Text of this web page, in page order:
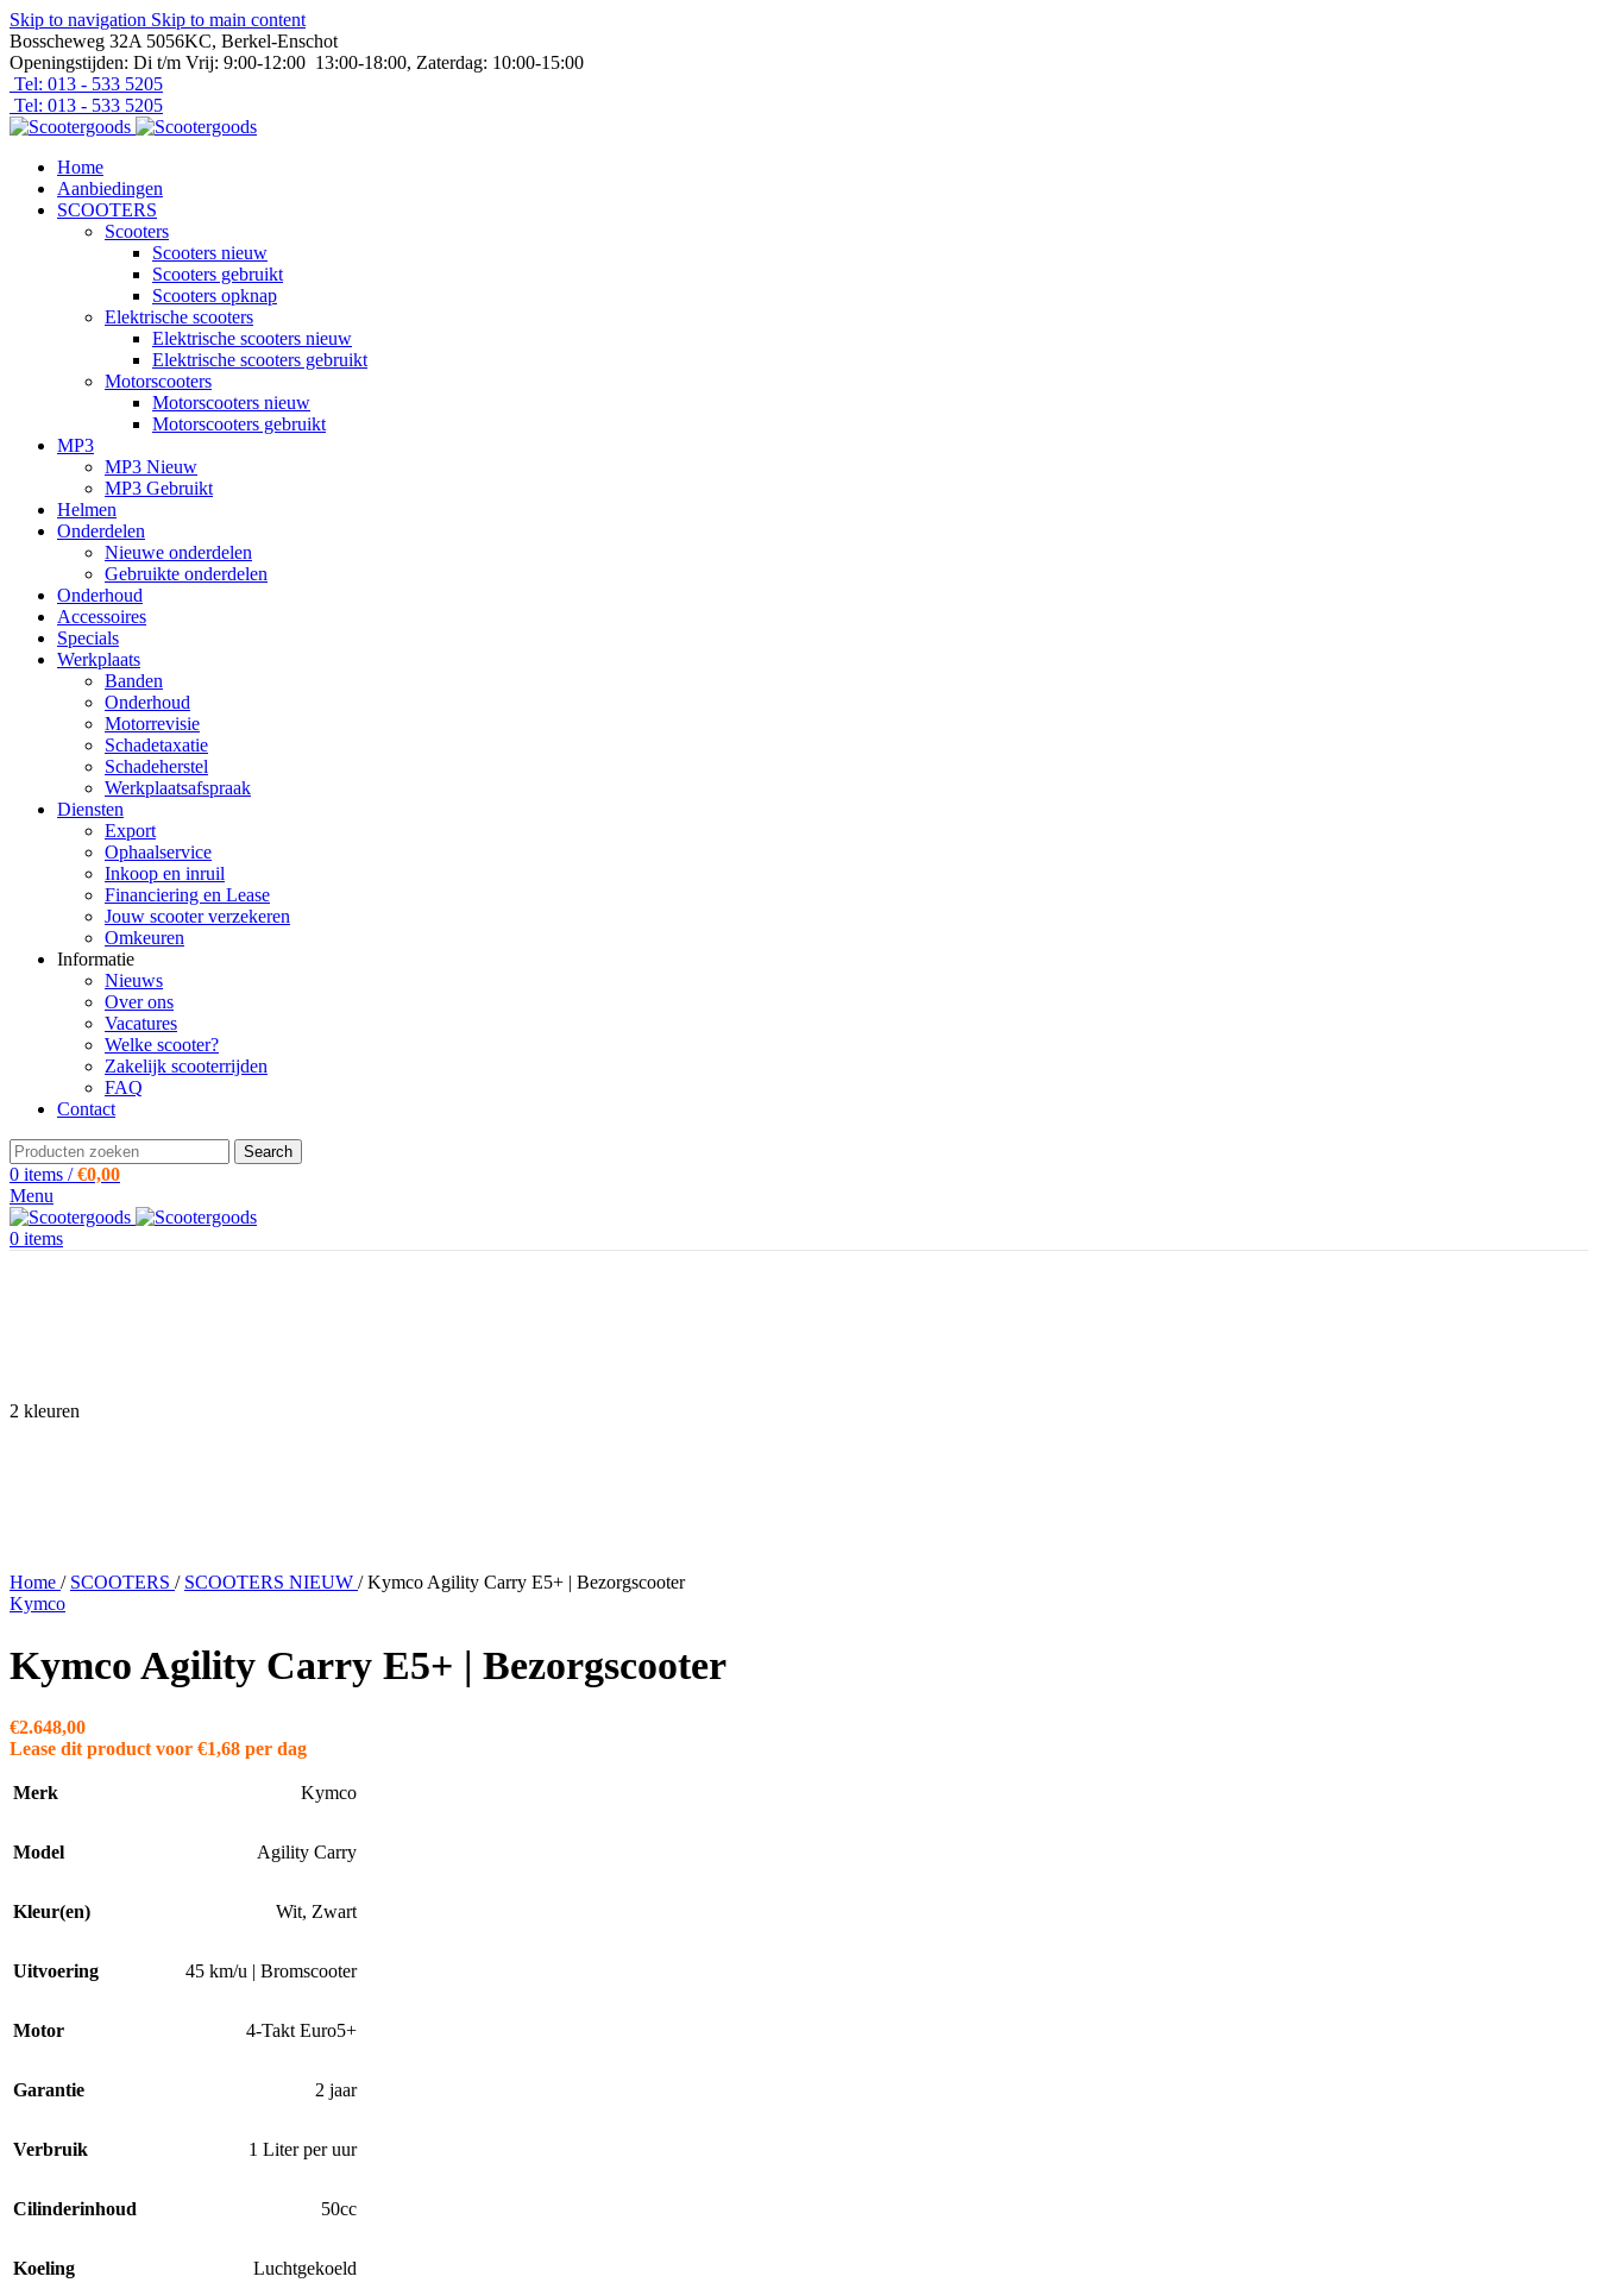
Skip to navigation Skip to main content
Bosscheweg 32A 5056KC, Berkel-Enschot
Openingstijden: Di t/m Vrij: 9:00-12:00 13:00-18:00, Zaterdag: 10:00-15:00
Tel: 013 - 533 5205
Tel: 013 - 533 5205
Home
Aanbiedingen
SCOOTERS
Scooters
Scooters nieuw
Scooters gebruikt
Scooters opknap
Elektrische scooters
Elektrische scooters nieuw
Elektrische scooters gebruikt
Motorscooters
Motorscooters nieuw
Motorscooters gebruikt
MP3
MP3 Nieuw
MP3 Gebruikt
Helmen
Onderdelen
Nieuwe onderdelen
Gebruikte onderdelen
Onderhoud
Accessoires
Specials
Werkplaats
Banden
Onderhoud
Motorrevisie
Schadetaxatie
Schadeherstel
Werkplaatsafspraak
Diensten
Export
Ophaalservice
Inkoop en inruil
Financiering en Lease
Jouw scooter verzekeren
Omkeuren
Informatie
Nieuws
Over ons
Vacatures
Welke scooter?
Zakelijk scooterrijden
FAQ
Contact
Search
0 items / €0,00
Menu
0 items
2 kleuren
Home / SCOOTERS / SCOOTERS NIEUW / Kymco Agility Carry E5+ | Bezorgscooter
Kymco
Kymco Agility Carry E5+ | Bezorgscooter
€2.648,00
Lease dit product voor €1,68 per dag
Merk Kymco
Model Agility Carry
Kleur(en) Wit, Zwart
Uitvoering 45 km/u | Bromscooter
Motor 4-Takt Euro5+
Garantie 2 jaar
Verbruik 1 Liter per uur
Cilinderinhoud 50cc
Koeling Luchtgekoeld